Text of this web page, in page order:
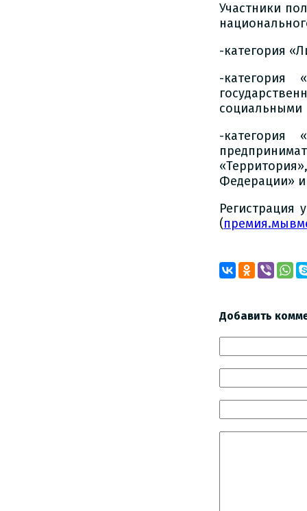
Участники
-категория
-категория
социальными
-категория
Федерации»
Регистрация
(
Добавить